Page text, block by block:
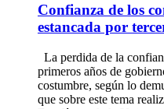
Confianza de los
estancada por
La perdida de la
primeros años de
costumbre, según lo
que sobre este tema